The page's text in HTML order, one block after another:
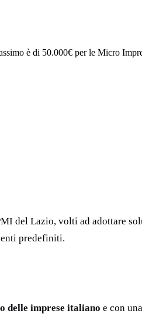
è di 50.000€ per le Micro
del Lazio, volti ad adottare
predefiniti.
delle imprese italiano e con una